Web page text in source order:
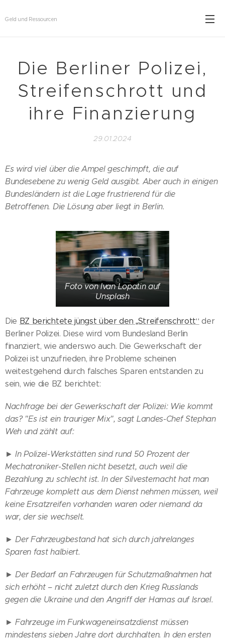
Geld und Ressourcen
Die Berliner Polizei,
Streifenschrott und
ihre Finanzierung
29.01.2024
Es wird viel über die Ampel geschimpft, die auf
Bundesebene zu wenig Geld ausgibt. Aber auch in einigen
Bundesländern ist die Lage frustrierend für die
Betroffenen. Die Lösung aber liegt in Berlin.
Foto von Ivan Lopatin auf
Unsplash
Die BZ berichtete jüngst über den „Streifenschrott“ der
Berliner Polizei. Diese wird vom Bundesland Berlin
finanziert, wie anderswo auch. Die Gewerkschaft der
Polizei ist unzufrieden, ihre Probleme scheinen
weitestgehend durch falsches Sparen entstanden zu
sein, wie die BZ berichtet:
Nachfrage bei der Gewerkschaft der Polizei: Wie kommt
das? "Es ist ein trauriger Mix", sagt Landes-Chef Stephan
Weh und zählt auf:
►In Polizei-Werkstätten sind rund 50 Prozent der
Mechatroniker-Stellen nicht besetzt, auch weil die
Bezahlung zu schlecht ist. In der Silvesternacht hat man
Fahrzeuge komplett aus dem Dienst nehmen müssen, weil
keine Ersatzreifen vorhanden waren oder niemand da
war, der sie wechselt.
► Der Fahrzeugbestand hat sich durch jahrelanges
Sparen fast halbiert.
► Der Bedarf an Fahrzeugen für Schutzmaßnahmen hat
sich erhöht – nicht zuletzt durch den Krieg Russlands
gegen die Ukraine und den Angriff der Hamas auf Israel.
►Fahrzeuge im Funkwageneinsatzdienst müssen
mindestens sieben Jahre dort durchhalten. In den ersten